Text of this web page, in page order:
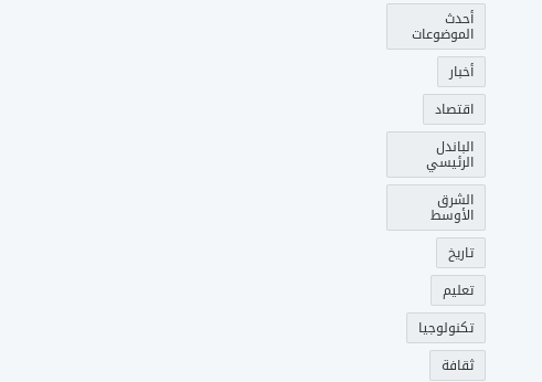
أحدث
الموضوعات
أخبار
اقتصاد
الباندل
الرئيسي
الشرق
الأوسط
تاريخ
تعليم
تكنولوجيا
ثقافة